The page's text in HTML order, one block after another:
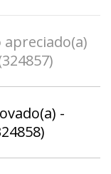
apreciado(a)
-